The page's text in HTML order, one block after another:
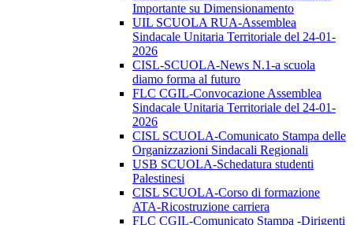
Importante su Dimensionamento
UIL SCUOLA RUA-Assemblea
Sindacale Unitaria Territoriale del 24-01-
2026
CISL-SCUOLA-News N.1-a scuola
diamo forma al futuro
FLC CGIL-Convocazione Assemblea
Sindacale Unitaria Territoriale del 24-01-
2026
CISL SCUOLA-Comunicato Stampa delle
Organizzazioni Sindacali Regionali
USB SCUOLA-Schedatura studenti
Palestinesi
CISL SCUOLA-Corso di formazione
ATA-Ricostruzione carriera
FLC CGIL-Comunicato Stampa -Dirigenti